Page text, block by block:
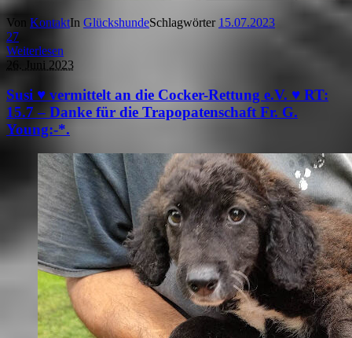
Von KontaktIn GlückshundeSchlagwörter 15.07.2023
27
Weiterlesen
26. Juni 2023
Susi ♥ vermittelt an die Cocker-Rettung e.V. ♥ RT:
15.7 – Danke für die Trapopatenschaft Fr. G.
Young:-*.